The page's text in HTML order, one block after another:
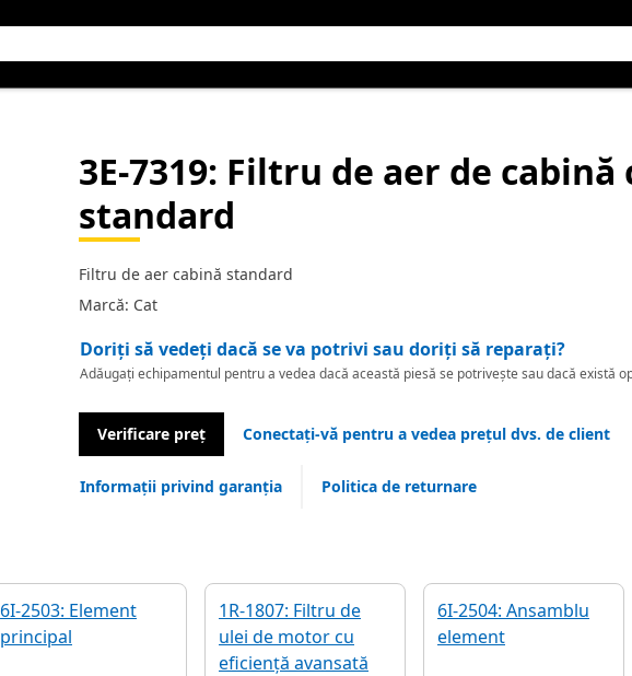
3E-7319: Filtru de aer de cabină
standard
Filtru de aer cabină standard
Marcă: Cat
Doriți să vedeți dacă se va potrivi sau doriți să reparați?
Adăugați echipamentul pentru a vedea dacă această piesă se potrivește sau dacă există
Verificare preț Conectați-vă pentru a vedea prețul dvs. de client
Informații privind garanția Politica de returnare
6I-2503: Element
principal
1R-1807: Filtru de
ulei de motor cu
eficiență avansată
6I-2504: Ansamblu
element